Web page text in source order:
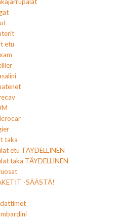
etu
taka
etu TÄYDELLINEN
taka TÄYDELLINEN
-SÄÄSTÄ!